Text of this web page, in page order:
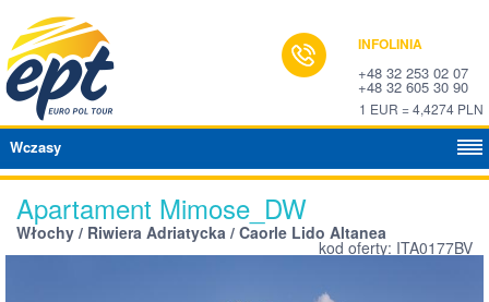
INFOLINIA
+48 32 253 02 07
+48 32 605 30 90
1 EUR = 4,4274 PLN
Wczasy
Apartament Mimose_DW
Włochy / Riwiera Adriatycka / Caorle Lido Altanea
kod oferty: ITA0177BV